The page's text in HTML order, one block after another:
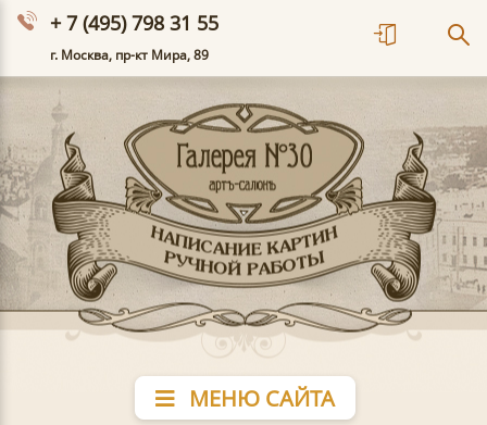
+ 7 (495) 798 31 55
г. Москва, пр-кт Мира, 89
МЕНЮ САЙТА